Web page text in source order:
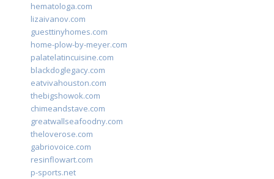
hematologa.com
lizaivanov.com
guesttinyhomes.com
home-plow-by-meyer.com
palatelatincuisine.com
blackdoglegacy.com
eatvivahouston.com
thebigshowok.com
chimeandstave.com
greatwallseafoodny.com
theloverose.com
gabriovoice.com
resinflowart.com
p-sports.net